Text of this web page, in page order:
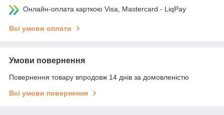
Онлайн-оплата карткою Visa, Mastercard - LiqPay
Всі умови оплати
Умови повернення
Повернення товару впродовж 14 днів за домовленістю
Всі умови повернення